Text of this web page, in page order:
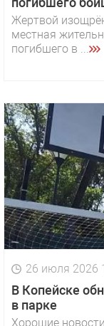
Жертвой
местная
погибшего в ...
26 июля 2026
В Копейске
в парке
Хорошие